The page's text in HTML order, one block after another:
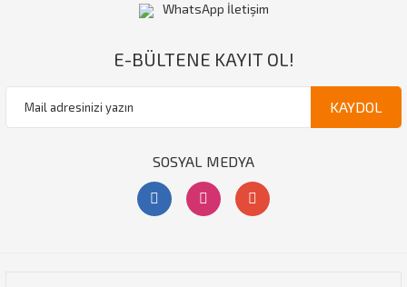
WhatsApp İletişim
E-BÜLTENE KAYIT OL!
KAYDOL
SOSYAL MEDYA